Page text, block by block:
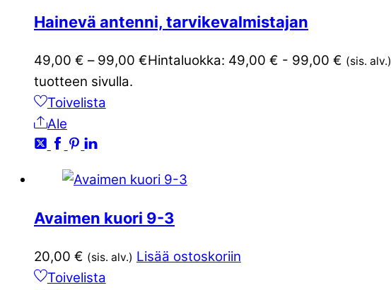
Hainevä antenni, tarvikevalmistajan
49,00 € – 99,00 €Hintaluokka: 49,00 € - 99,00 € (sis. alv.)
tuotteen sivulla.
Toivelista
Ale
Avaimen kuori 9-3
20,00 € (sis. alv.) Lisää ostoskoriin
Toivelista